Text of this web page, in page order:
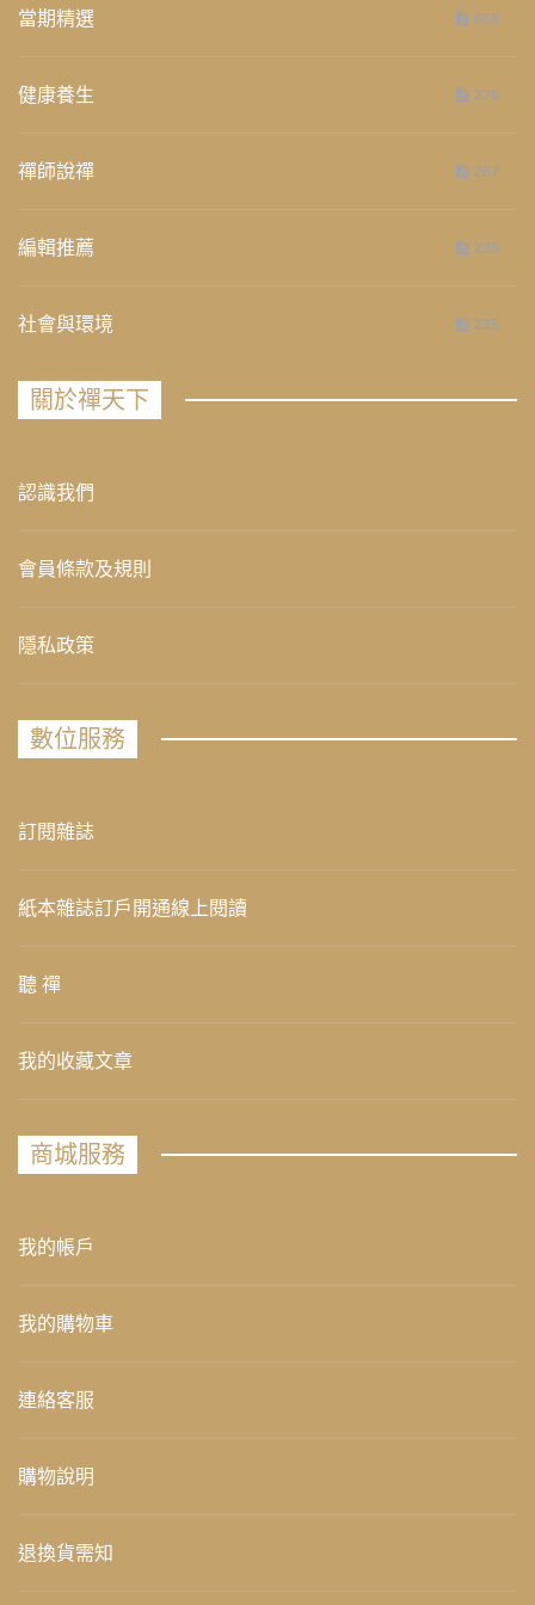
當期精選 658
健康養生 276
禪師說禪 267
編輯推薦 236
社會與環境 235
關於禪天下
認識我們
會員條款及規則
隱私政策
數位服務
訂閱雜誌
紙本雜誌訂戶開通線上閱讀
聽 禪
我的收藏文章
商城服務
我的帳戶
我的購物車
連絡客服
購物說明
退換貨需知